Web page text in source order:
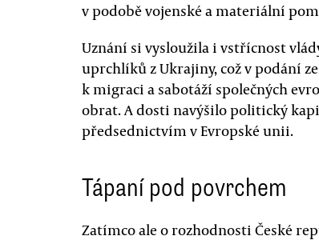
v podobě vojenské a materiální
Uznání si vysloužila i vstřícnost
uprchlíků z Ukrajiny, což v podání
k migraci a sabotáží společných
obrat. A dosti navýšilo politický
předsednictvím v Evropské unii.
Tápaní pod povrchem
Zatímco ale o rozhodnosti České